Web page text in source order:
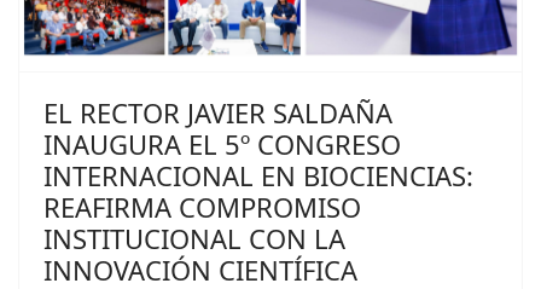
EL RECTOR JAVIER SALDAÑA
INAUGURA EL 5º CONGRESO
INTERNACIONAL EN BIOCIENCIAS:
REAFIRMA COMPROMISO
INSTITUCIONAL CON LA
INNOVACIÓN CIENTÍFICA